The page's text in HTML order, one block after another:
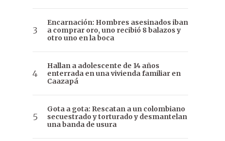
Encarnación: Hombres asesinados iban
a comprar oro, uno recibió 8 balazos y
otro uno en la boca
Hallan a adolescente de 14 años
enterrada en una vivienda familiar en
Caazapá
Gota a gota: Rescatan a un colombiano
secuestrado y torturado y desmantelan
una banda de usura